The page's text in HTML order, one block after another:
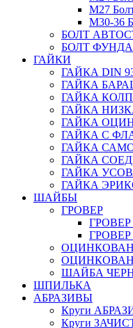
М27
М30-36
БОЛТ
БОЛТ
ГАЙКИ
ГАЙКА DIN
ГАЙКА
ГАЙКА
ГАЙКА
ГАЙКА
ГАЙКА С
ГАЙКА
ГАЙКА
ГАЙКА
ГАЙКА
ШАЙБЫ
ГРОВЕР
ШАЙБА
ШПИЛЬКА
АБРАЗИВЫ
Круги
Круги